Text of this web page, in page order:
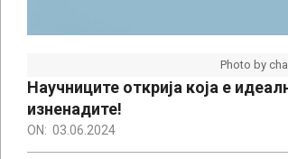
Photo by
Научниците открија која е
изненадите!
ON: 03.06.2024